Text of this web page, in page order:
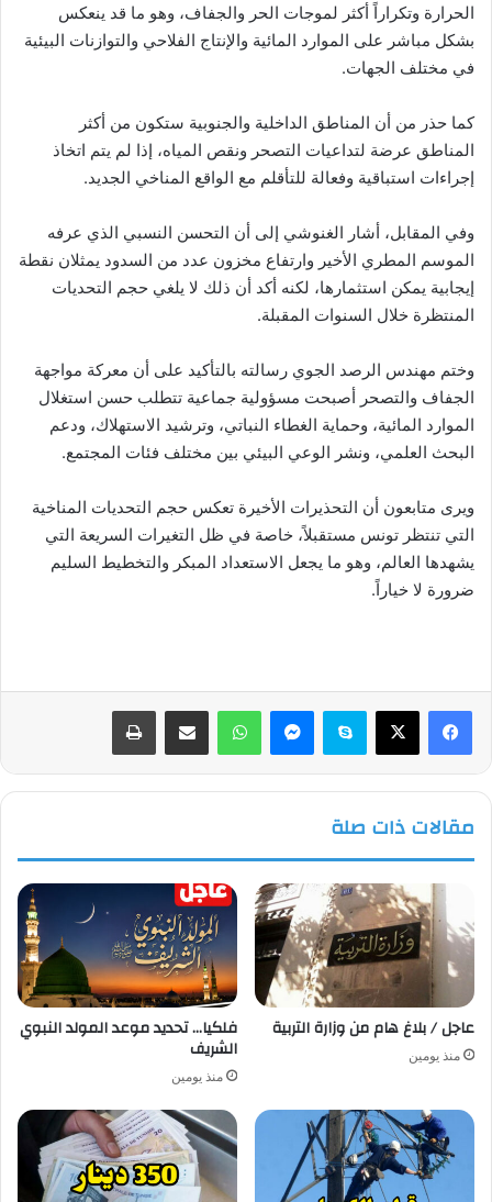
الحرارة وتكراراً أكثر لموجات الحر والجفاف، وهو ما قد ينعكس
بشكل مباشر على الموارد المائية والإنتاج الفلاحي والتوازنات البيئية
في مختلف الجهات.
كما حذر من أن المناطق الداخلية والجنوبية ستكون من أكثر
المناطق عرضة لتداعيات التصحر ونقص المياه، إذا لم يتم اتخاذ
إجراءات استباقية وفعالة للتأقلم مع الواقع المناخي الجديد.
وفي المقابل، أشار الغنوشي إلى أن التحسن النسبي الذي عرفه
الموسم المطري الأخير وارتفاع مخزون عدد من السدود يمثلان نقطة
إيجابية يمكن استثمارها، لكنه أكد أن ذلك لا يلغي حجم التحديات
المنتظرة خلال السنوات المقبلة.
وختم مهندس الرصد الجوي رسالته بالتأكيد على أن معركة مواجهة
الجفاف والتصحر أصبحت مسؤولية جماعية تتطلب حسن استغلال
الموارد المائية، وحماية الغطاء النباتي، وترشيد الاستهلاك، ودعم
البحث العلمي، ونشر الوعي البيئي بين مختلف فئات المجتمع.
ويرى متابعون أن التحذيرات الأخيرة تعكس حجم التحديات المناخية
التي تنتظر تونس مستقبلاً، خاصة في ظل التغيرات السريعة التي
يشهدها العالم، وهو ما يجعل الاستعداد المبكر والتخطيط السليم
ضرورة لا خياراً.
فيسبوك سكايب واتساب
مقالات ذات صلة
عاجل / بلاغ هام من وزارة التربية
منذ يومين
فلكيا… تحديد موعد المولد النبوي
الشريف
منذ يومين